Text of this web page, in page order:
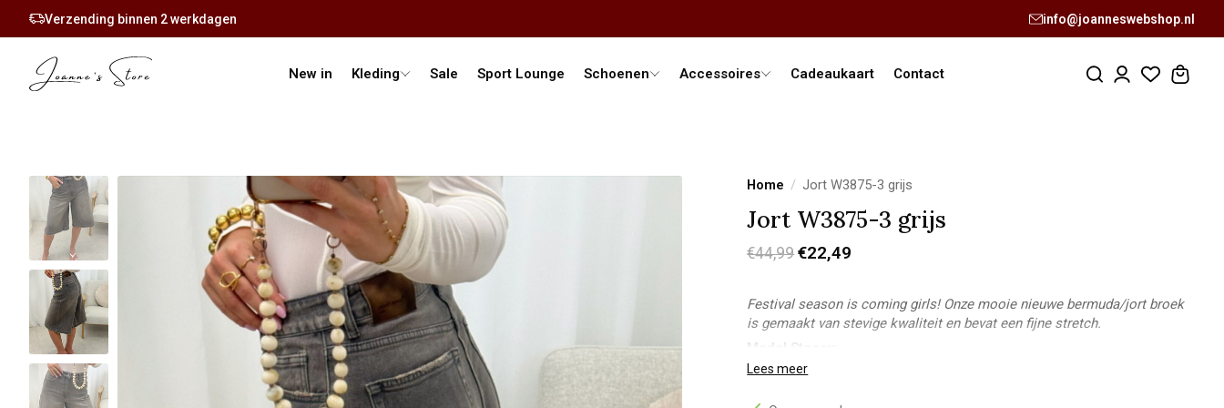
Verzending binnen 2 werkdagen info@joanneswebshop.nl
Kleding Sale Sport Lounge Schoenen Accessoires
New in Cadeaukaart Contact
Home / Jort W3875-3 grijs
Jort W3875-3 grijs
€44,99 €22,49
Festival season is coming girls! Onze mooie nieuwe bermuda/jort broek
is gemaakt van stevige kwaliteit en bevat een fijne stretch.
Model Stacey:
Lichaamslengte: 1,73m
Bovenkant: M
Lees meer